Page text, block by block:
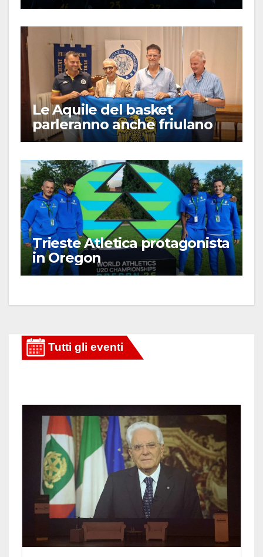
Le Aquile del basket
parleranno anche friulano
Trieste Atletica protagonista
in Oregon